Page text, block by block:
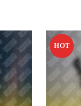
HOT